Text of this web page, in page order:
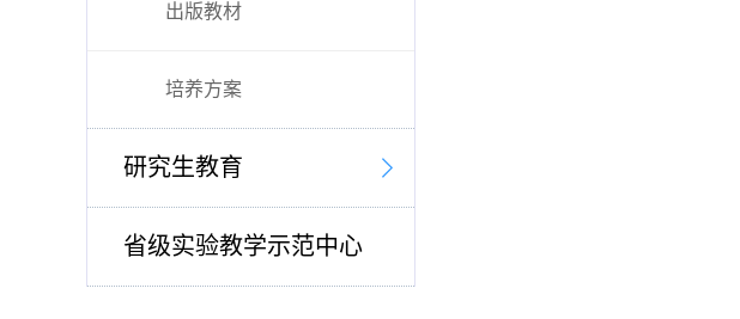
出版教材
培养方案
研究生教育
省级实验教学示范中心